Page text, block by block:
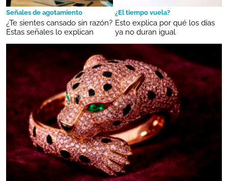
Señales de agotamiento
¿Te sientes cansado sin razón?
Estas señales lo explican
¿El tiempo vuela?
Esto explica por qué los días
ya no duran igual